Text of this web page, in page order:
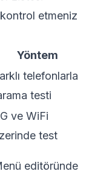
etmeniz
Yöntem
telefonlarla
testi
ve WiFi
test
editöründe